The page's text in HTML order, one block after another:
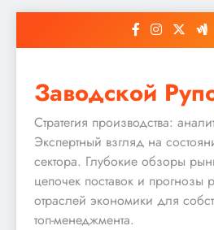
Заводской
Стратегия производства:
Экспертный взгляд на
сектора. Глубокие обзоры
цепочек поставок и прогнозы
отраслей экономики для
топ-менеджмента.